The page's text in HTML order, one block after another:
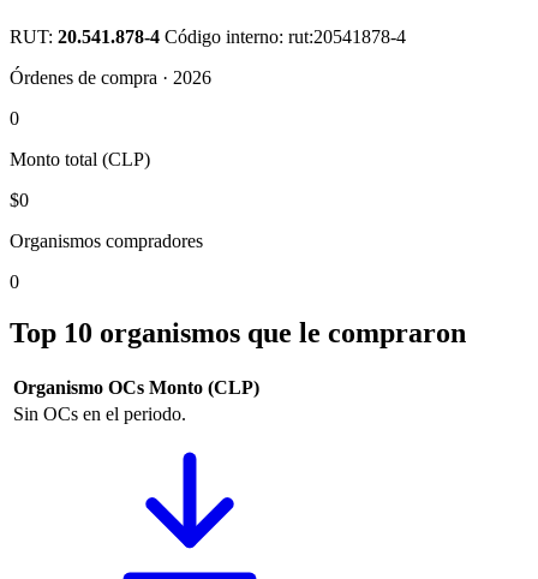
RUT: 20.541.878-4 Código interno: rut:20541878-4
Órdenes de compra · 2026
0
Monto total (CLP)
$0
Organismos compradores
0
Top 10 organismos que le compraron
Organismo OCs Monto (CLP)
Sin OCs en el periodo.